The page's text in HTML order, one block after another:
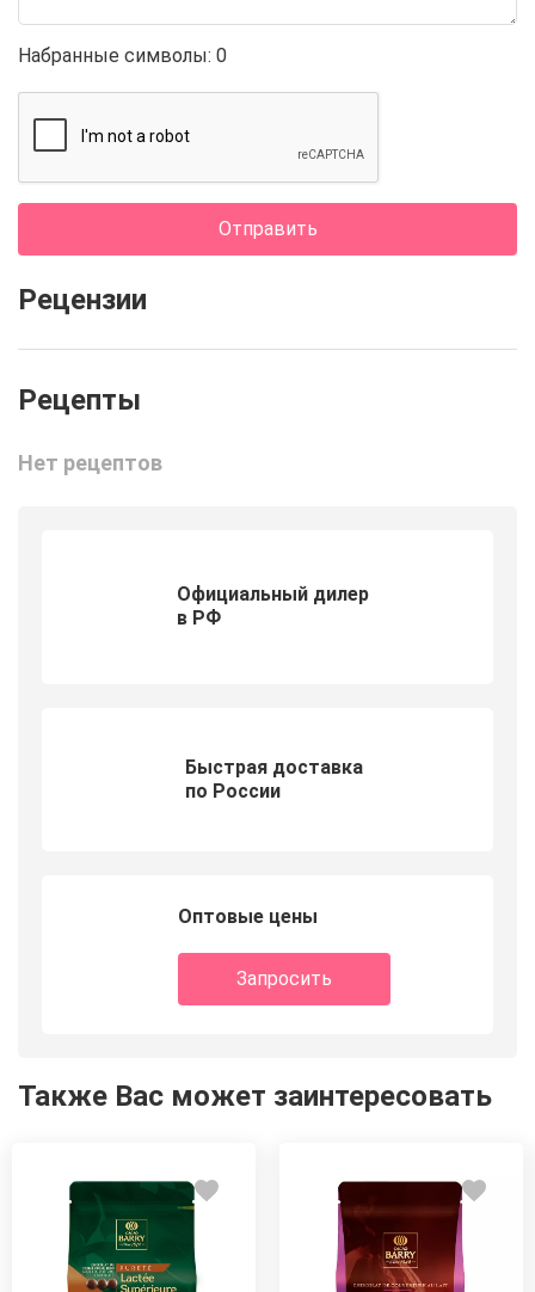
Набранные символы: 0
Отправить
Рецензии
Нет рецептов
Официальный дилер
в РФ
Быстрая доставка
по России
Оптовые цены
Запросить
Также Вас может заинтересовать